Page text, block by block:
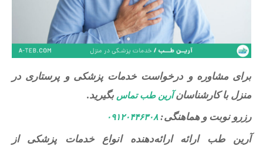
برای مشاوره و درخواست خدمات پزشکی و پرستاری در
منزل با کارشناسانآرین طب تماس بگیرید.
رزرو نوبت و هماهنگی:۰۹۱۲۰۴۴۶۳۰۸
آرین طب ارائه ارائه‌دهنده انواع خدمات پزشکی از